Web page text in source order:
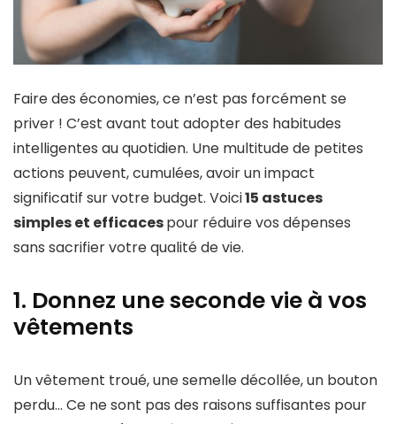
Faire des économies, ce n’est pas forcément se
priver ! C’est avant tout adopter des habitudes
intelligentes au quotidien. Une multitude de petites
actions peuvent, cumulées, avoir un impact
significatif sur votre budget. Voici15 astuces
simples et efficacespour réduire vos dépenses
sans sacrifier votre qualité de vie.
1. Donnez une seconde vie à vos
vêtements
Un vêtement troué, une semelle décollée, un bouton
perdu… Ce ne sont pas des raisons suffisantes pour